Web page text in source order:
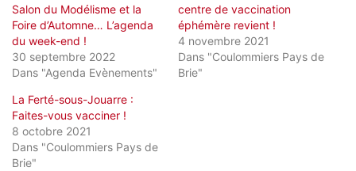
Salon du Modélisme et la
Foire d’Automne… L’agenda
du week-end !
30 septembre 2022
Dans "Agenda Evènements"
centre de vaccination
éphémère revient !
4 novembre 2021
Dans "Coulommiers Pays de
Brie"
La Ferté-sous-Jouarre :
Faites-vous vacciner !
8 octobre 2021
Dans "Coulommiers Pays de
Brie"